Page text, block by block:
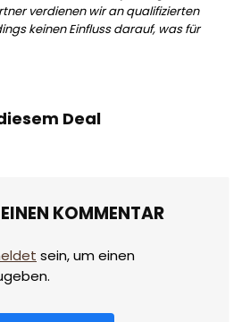
verdienen wir an qualifizierten
keinen Einfluss darauf, was für
Deal
KOMMENTAR
sein, um einen